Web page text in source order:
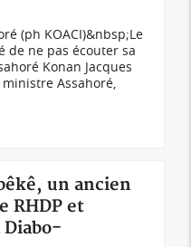
(ph KOACI)&nbsp;Le
de ne pas écouter sa
Konan Jacques
Assahoré,
un ancien
RHDP et
Diabo-